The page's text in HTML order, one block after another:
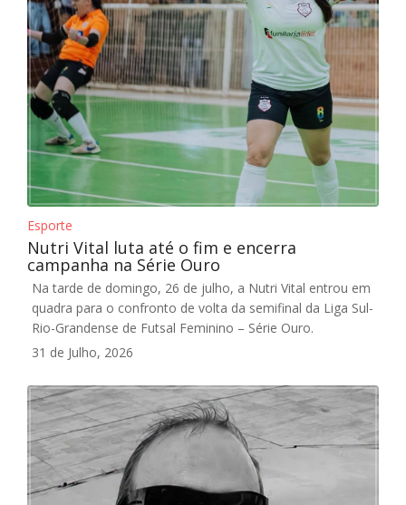
Esporte
Nutri Vital luta até o fim e encerra
campanha na Série Ouro
Na tarde de domingo, 26 de julho, a Nutri Vital entrou em
quadra para o confronto de volta da semifinal da Liga Sul-
Rio-Grandense de Futsal Feminino – Série Ouro.
31 de Julho, 2026